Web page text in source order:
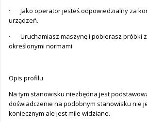
· Jako operator jesteś odpowiedzialny za
urządzeń.
· Uruchamiasz maszynę i pobierasz próbki
określonymi normami.
Opis profilu
Na tym stanowisku niezbędna jest
doświadczenie na podobnym stanowisku nie
koniecznym ale jest mile widziane.